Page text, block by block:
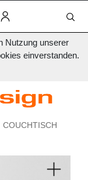
Nutzung unserer
einverstanden.
COUCHTISCH